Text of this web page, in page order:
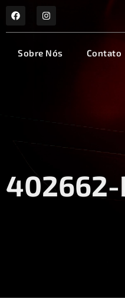
Sobre Nós Contato
402662-